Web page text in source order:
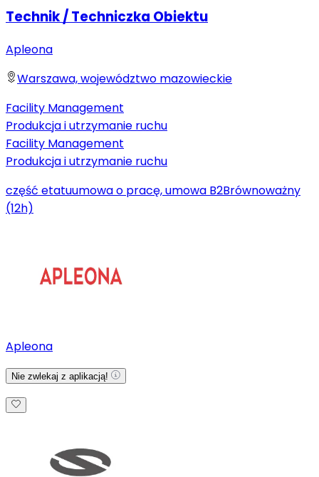
Technik / Techniczka Obiektu
Apleona
Warszawa, województwo mazowieckie
Facility Management
Produkcja i utrzymanie ruchu
Facility Management
Produkcja i utrzymanie ruchu
część etatuumowa o pracę, umowa B2Brównoważny
(12h)
Apleona
Nie zwlekaj z aplikacją!